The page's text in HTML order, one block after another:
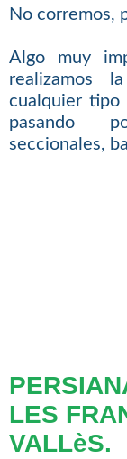
No corremos,
Algo muy
realizamos
cualquier tipo
pasando
seccionales,
LES
VALLèS.